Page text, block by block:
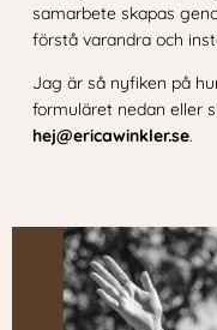
samarbete skapas
förstå varandra och
Jag är så nyfiken på
formuläret nedan eller
hej@ericawinkler.se.